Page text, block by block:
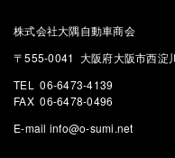
株式会社大隅自動車商会
〒555-0041 大阪府大阪市西淀
TEL 06-6473-4139
FAX 06-6478-0496
E-mail info@o-sumi.net